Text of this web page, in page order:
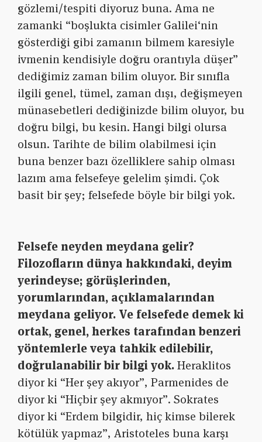
gözlemi/tespiti diyoruz buna. Ama ne
zamanki “boşlukta cisimler Galilei‘nin
gösterdiği gibi zamanın bilmem karesiyle
ivmenin kendisiyle doğru orantıyla düşer”
dediğimiz zaman bilim oluyor. Bir sınıfla
ilgili genel, tümel, zaman dışı, değişmeyen
münasebetleri dediğinizde bilim oluyor, bu
doğru bilgi, bu kesin. Hangi bilgi olursa
olsun. Tarihte de bilim olabilmesi için
buna benzer bazı özelliklere sahip olması
lazım ama felsefeye gelelim şimdi. Çok
basit bir şey; felsefede böyle bir bilgi yok.
Felsefe neyden meydana gelir?
Filozofların dünya hakkındaki, deyim
yerindeyse; görüşlerinden,
yorumlarından, açıklamalarından
meydana geliyor. Ve felsefede demek ki
ortak, genel, herkes tarafından benzeri
yöntemlerle veya tahkik edilebilir,
doğrulanabilir bir bilgi yok.Heraklitos
diyor ki “Her şey akıyor”, Parmenides de
diyor ki “Hiçbir şey akmıyor”. Sokrates
diyor ki “Erdem bilgidir, hiç kimse bilerek
kötülük yapmaz”, Aristoteles buna karşı